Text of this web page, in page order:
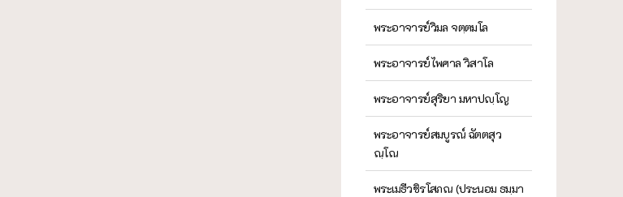
พระอาจารย์วิมล จตฺตมโล
พระอาจารย์ไพศาล วิสาโล
พระอาจารย์สุริยา มหาปญฺโญ
พระอาจารย์สมบูรณ์ ฉัตตสุว
ณฺโณ
พระเมธีวชิรโสภณ (ประนอม ธมฺมา